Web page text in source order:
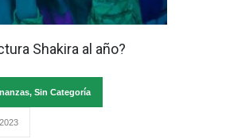
Shakira al año?
, Sin Categoría